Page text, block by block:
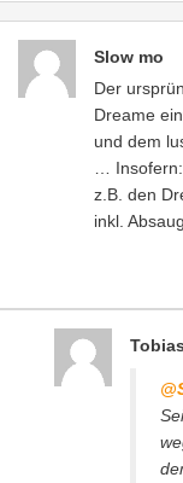
Slow mo
Der
Dreame
und dem
…
z.B. den
inkl.
Tobias